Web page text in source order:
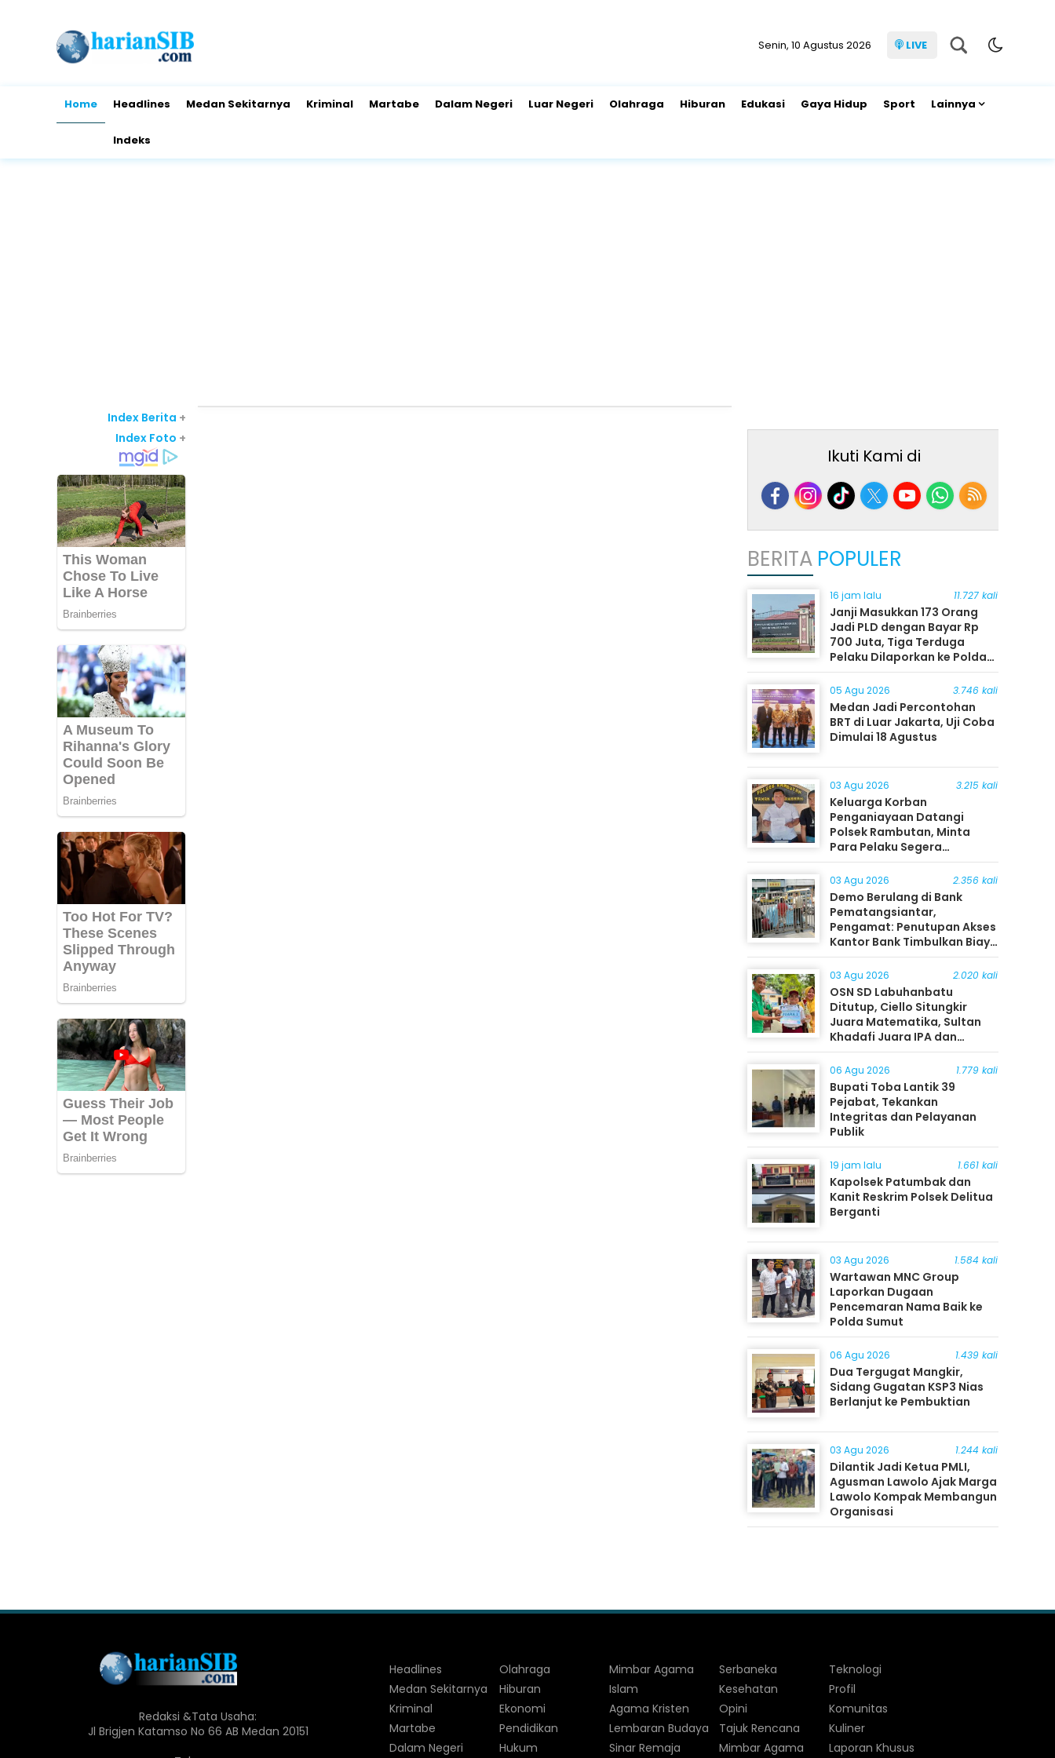
Senin, 10 Agustus 2026 LIVE
Home Headlines Medan Sekitarnya Kriminal Martabe Dalam Negeri Luar Negeri Olahraga Hiburan Edukasi Gaya Hidup Sport Lainnya
Indeks
Index Berita +
Index Foto +
Ikuti Kami di
BERITA POPULER
16 jam lalu 11.727 kali
Janji Masukkan 173 Orang
Jadi PLD dengan Bayar Rp
700 Juta, Tiga Terduga
Pelaku Dilaporkan ke Polda
Sumut
05 Agu 2026 3.746 kali
Medan Jadi Percontohan
BRT di Luar Jakarta, Uji Coba
Dimulai 18 Agustus
03 Agu 2026 3.215 kali
Keluarga Korban
Penganiayaan Datangi
Polsek Rambutan, Minta
Para Pelaku Segera
Ditangkap
03 Agu 2026 2.356 kali
Demo Berulang di Bank
Pematangsiantar,
Pengamat: Penutupan Akses
Kantor Bank Timbulkan Biaya
Ekonomi bagi Masyarakat
03 Agu 2026 2.020 kali
OSN SD Labuhanbatu
Ditutup, Ciello Situngkir
Juara Matematika, Sultan
Khadafi Juara IPA dan
Timothy Rangkuti Juara IPS
06 Agu 2026 1.779 kali
Bupati Toba Lantik 39
Pejabat, Tekankan
Integritas dan Pelayanan
Publik
19 jam lalu 1.661 kali
Kapolsek Patumbak dan
Kanit Reskrim Polsek Delitua
Berganti
03 Agu 2026 1.584 kali
Wartawan MNC Group
Laporkan Dugaan
Pencemaran Nama Baik ke
Polda Sumut
06 Agu 2026 1.439 kali
Dua Tergugat Mangkir,
Sidang Gugatan KSP3 Nias
Berlanjut ke Pembuktian
03 Agu 2026 1.244 kali
Dilantik Jadi Ketua PMLI,
Agusman Lawolo Ajak Marga
Lawolo Kompak Membangun
Organisasi
Redaksi &Tata Usaha:
Jl Brigjen Katamso No 66 AB Medan 20151
Headlines
Medan Sekitarnya
Kriminal
Martabe
Dalam Negeri
Olahraga
Hiburan
Ekonomi
Pendidikan
Hukum
Mimbar Agama
Islam
Agama Kristen
Lembaran Budaya
Sinar Remaja
Serbaneka
Kesehatan
Opini
Tajuk Rencana
Mimbar Agama
Teknologi
Profil
Komunitas
Kuliner
Laporan Khusus